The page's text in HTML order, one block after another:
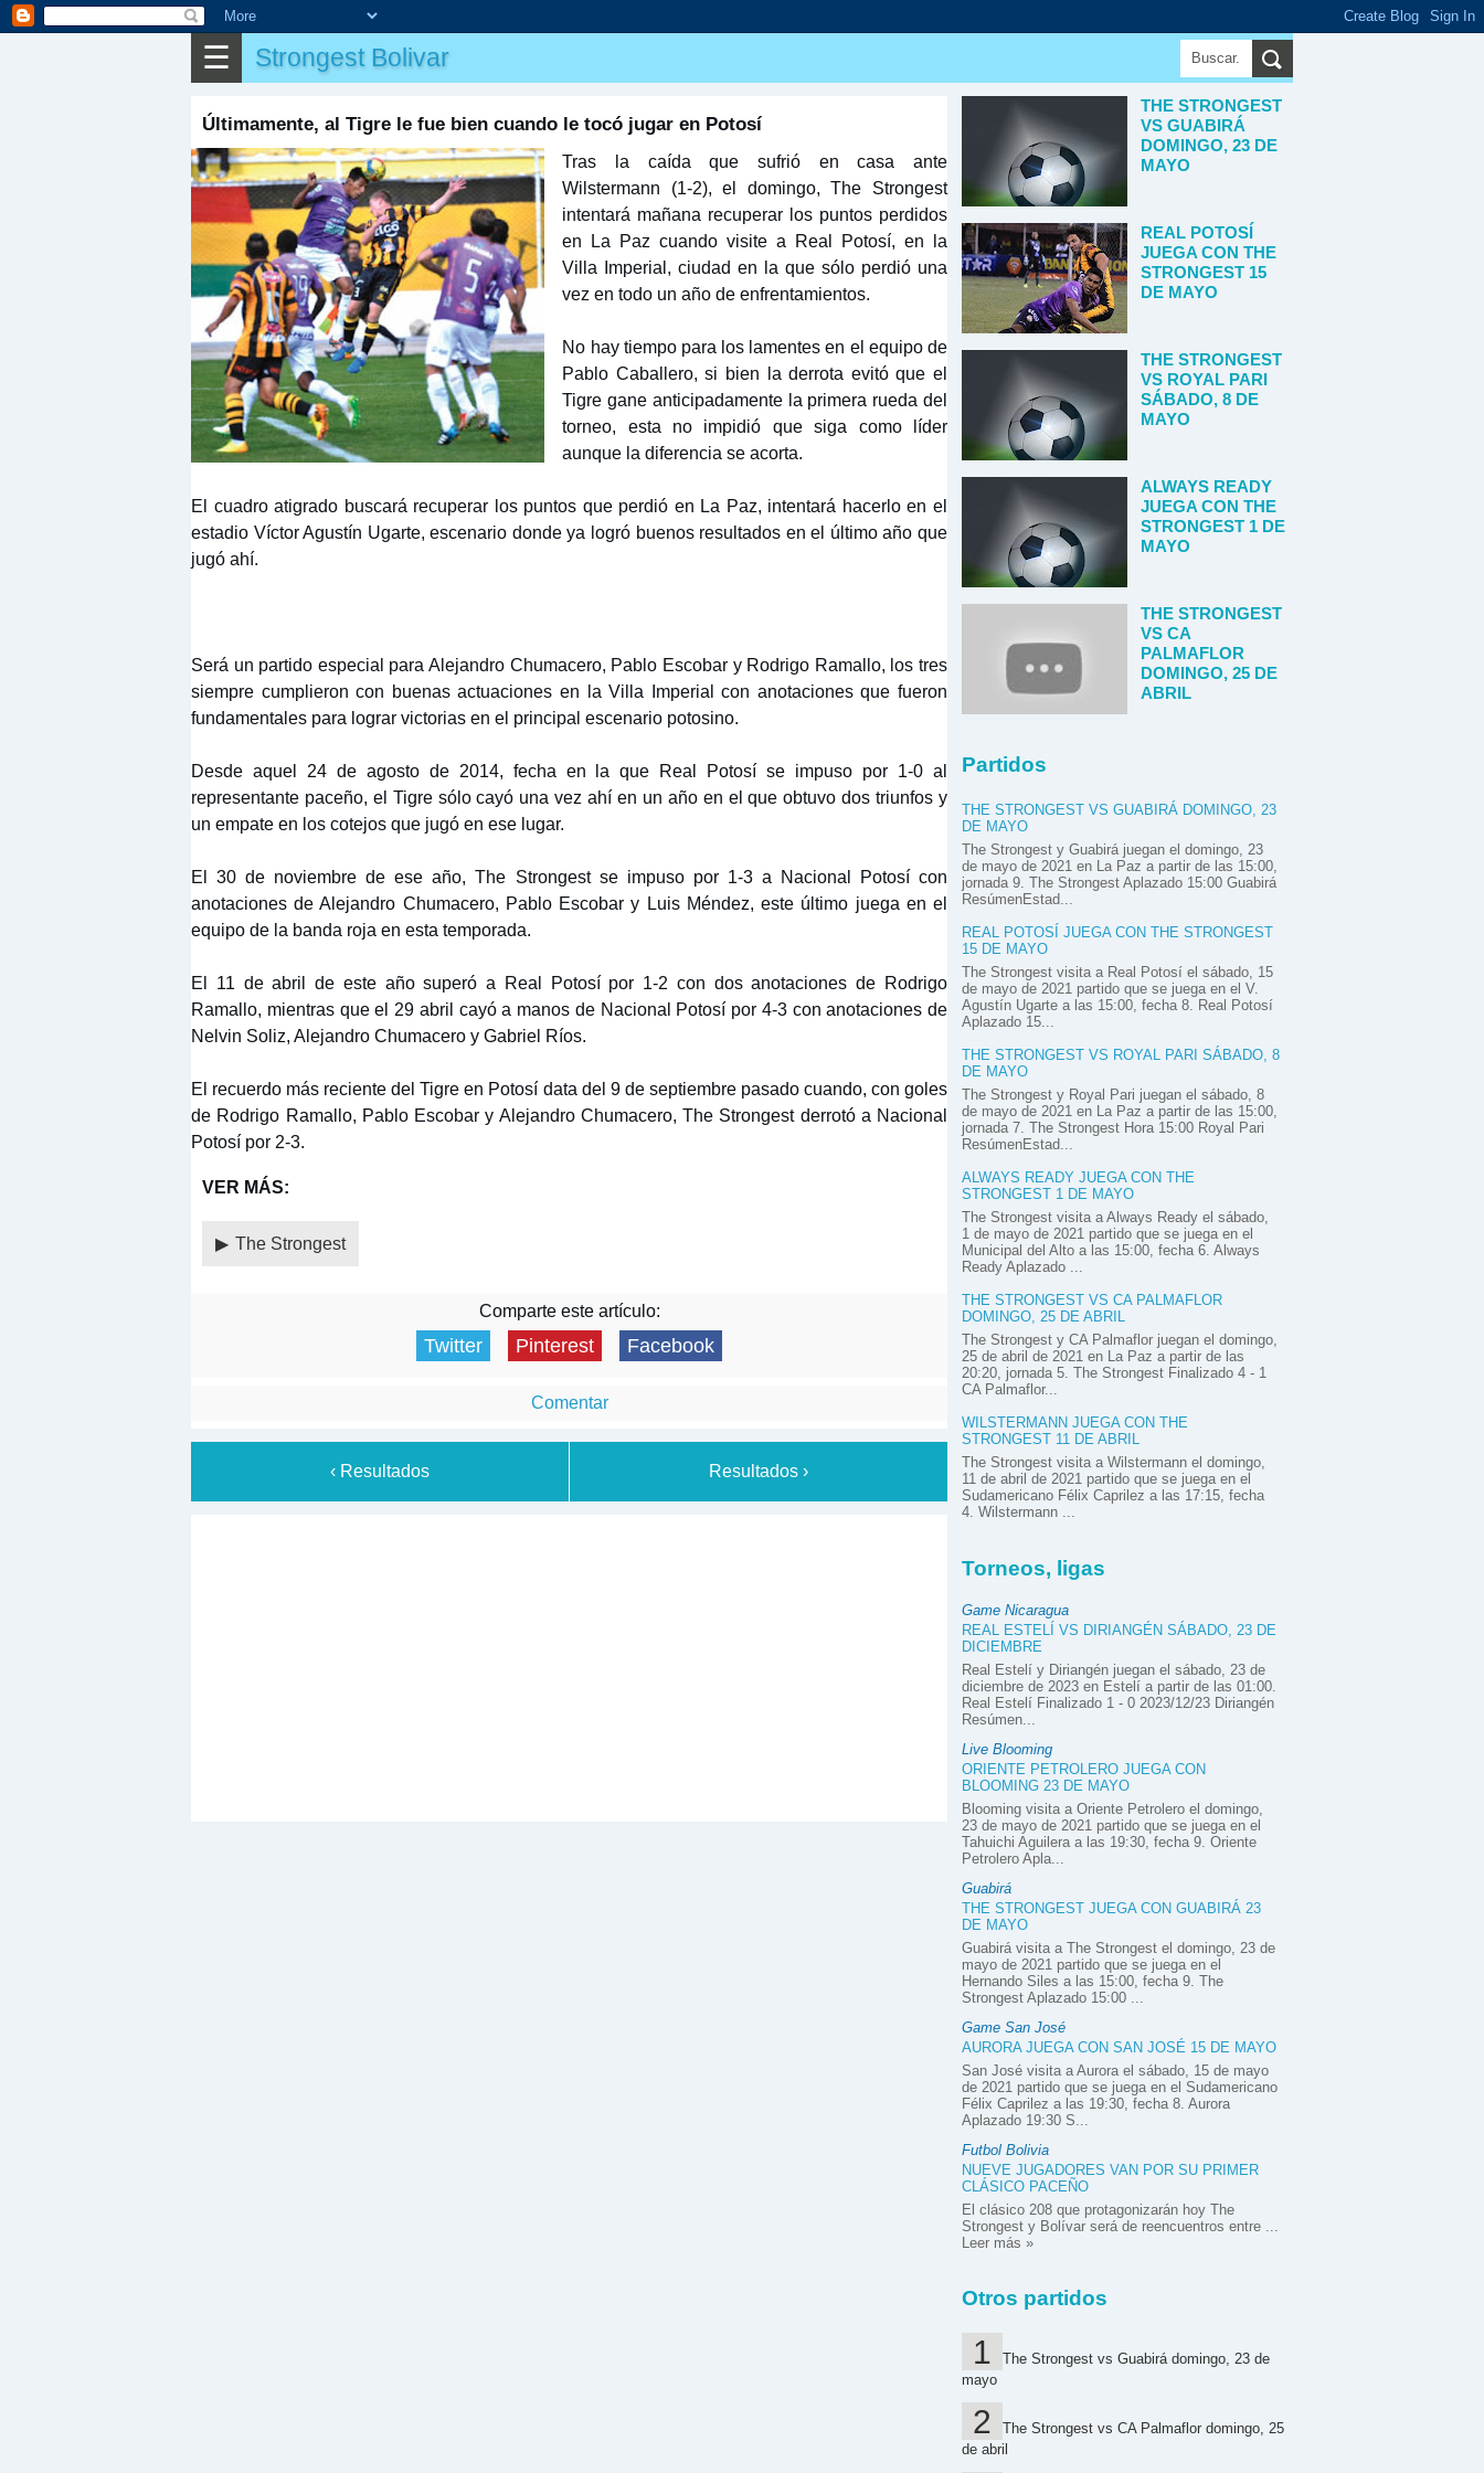
☰ Strongest Bolivar
Últimamente, al Tigre le fue bien cuando le tocó jugar en Potosí
Tras la caída que sufrió en casa ante
Wilstermann (1-2), el domingo, The Strongest
intentará mañana recuperar los puntos perdidos
en La Paz cuando visite a Real Potosí, en la
Villa Imperial, ciudad en la que sólo perdió una
vez en todo un año de enfrentamientos.
No hay tiempo para los lamentes en el equipo de
Pablo Caballero, si bien la derrota evitó que el
Tigre gane anticipadamente la primera rueda del
torneo, esta no impidió que siga como líder
aunque la diferencia se acorta.
El cuadro atigrado buscará recuperar los puntos que perdió en La Paz, intentará hacerlo en el
estadio Víctor Agustín Ugarte, escenario donde ya logró buenos resultados en el último año que
jugó ahí.
Será un partido especial para Alejandro Chumacero, Pablo Escobar y Rodrigo Ramallo, los tres
siempre cumplieron con buenas actuaciones en la Villa Imperial con anotaciones que fueron
fundamentales para lograr victorias en el principal escenario potosino.
Desde aquel 24 de agosto de 2014, fecha en la que Real Potosí se impuso por 1-0 al
representante paceño, el Tigre sólo cayó una vez ahí en un año en el que obtuvo dos triunfos y
un empate en los cotejos que jugó en ese lugar.
El 30 de noviembre de ese año, The Strongest se impuso por 1-3 a Nacional Potosí con
anotaciones de Alejandro Chumacero, Pablo Escobar y Luis Méndez, este último juega en el
equipo de la banda roja en esta temporada.
El 11 de abril de este año superó a Real Potosí por 1-2 con dos anotaciones de Rodrigo
Ramallo, mientras que el 29 abril cayó a manos de Nacional Potosí por 4-3 con anotaciones de
Nelvin Soliz, Alejandro Chumacero y Gabriel Ríos.
El recuerdo más reciente del Tigre en Potosí data del 9 de septiembre pasado cuando, con goles
de Rodrigo Ramallo, Pablo Escobar y Alejandro Chumacero, The Strongest derrotó a Nacional
Potosí por 2-3.
VER MÁS:
The Strongest
Comparte este artículo:
Twitter Pinterest Facebook
Comentar
‹ Resultados Resultados ›
THE STRONGEST
VS GUABIRÁ
DOMINGO, 23 DE
MAYO
REAL POTOSÍ
JUEGA CON THE
STRONGEST 15
DE MAYO
THE STRONGEST
VS ROYAL PARI
SÁBADO, 8 DE
MAYO
ALWAYS READY
JUEGA CON THE
STRONGEST 1 DE
MAYO
THE STRONGEST
VS CA
PALMAFLOR
DOMINGO, 25 DE
ABRIL
Partidos
THE STRONGEST VS GUABIRÁ DOMINGO, 23
DE MAYO
The Strongest y Guabirá juegan el domingo, 23
de mayo de 2021 en La Paz a partir de las 15:00,
jornada 9. The Strongest Aplazado 15:00 Guabirá
ResúmenEstad...
REAL POTOSÍ JUEGA CON THE STRONGEST
15 DE MAYO
The Strongest visita a Real Potosí el sábado, 15
de mayo de 2021 partido que se juega en el V.
Agustín Ugarte a las 15:00, fecha 8. Real Potosí
Aplazado 15...
THE STRONGEST VS ROYAL PARI SÁBADO, 8
DE MAYO
The Strongest y Royal Pari juegan el sábado, 8
de mayo de 2021 en La Paz a partir de las 15:00,
jornada 7. The Strongest Hora 15:00 Royal Pari
ResúmenEstad...
ALWAYS READY JUEGA CON THE
STRONGEST 1 DE MAYO
The Strongest visita a Always Ready el sábado,
1 de mayo de 2021 partido que se juega en el
Municipal del Alto a las 15:00, fecha 6. Always
Ready Aplazado ...
THE STRONGEST VS CA PALMAFLOR
DOMINGO, 25 DE ABRIL
The Strongest y CA Palmaflor juegan el domingo,
25 de abril de 2021 en La Paz a partir de las
20:20, jornada 5. The Strongest Finalizado 4 - 1
CA Palmaflor...
WILSTERMANN JUEGA CON THE
STRONGEST 11 DE ABRIL
The Strongest visita a Wilstermann el domingo,
11 de abril de 2021 partido que se juega en el
Sudamericano Félix Caprilez a las 17:15, fecha
4. Wilstermann ...
Torneos, ligas
Game Nicaragua
REAL ESTELÍ VS DIRIANGÉN SÁBADO, 23 DE
DICIEMBRE
Real Estelí y Diriangén juegan el sábado, 23 de
diciembre de 2023 en Estelí a partir de las 01:00.
Real Estelí Finalizado 1 - 0 2023/12/23 Diriangén
Resúmen...
Live Blooming
ORIENTE PETROLERO JUEGA CON
BLOOMING 23 DE MAYO
Blooming visita a Oriente Petrolero el domingo,
23 de mayo de 2021 partido que se juega en el
Tahuichi Aguilera a las 19:30, fecha 9. Oriente
Petrolero Apla...
Guabirá
THE STRONGEST JUEGA CON GUABIRÁ 23
DE MAYO
Guabirá visita a The Strongest el domingo, 23 de
mayo de 2021 partido que se juega en el
Hernando Siles a las 15:00, fecha 9. The
Strongest Aplazado 15:00 ...
Game San José
AURORA JUEGA CON SAN JOSÉ 15 DE MAYO
San José visita a Aurora el sábado, 15 de mayo
de 2021 partido que se juega en el Sudamericano
Félix Caprilez a las 19:30, fecha 8. Aurora
Aplazado 19:30 S...
Futbol Bolivia
NUEVE JUGADORES VAN POR SU PRIMER
CLÁSICO PACEÑO
El clásico 208 que protagonizarán hoy The
Strongest y Bolívar será de reencuentros entre ...
Leer más »
Otros partidos
The Strongest vs Guabirá domingo, 23 de
mayo
The Strongest vs CA Palmaflor domingo, 25
de abril
✎ Otros